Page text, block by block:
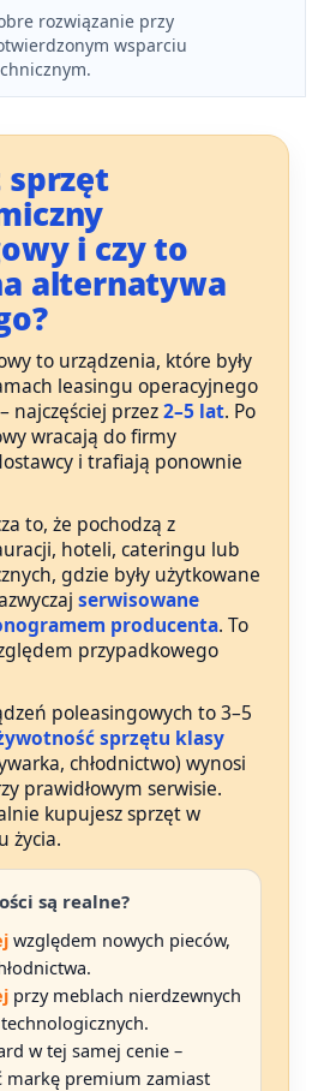
rozwiązanie przy
wsparciu
sprzęt
i czy to
alternatywa
to urządzenia, które były
leasingu operacyjnego
najczęściej przez2–5 lat. Po
wracają do firmy
i trafiają ponownie
to, że pochodzą z
hoteli, cateringu lub
gdzie były użytkowane
serwisowane
producenta. To
przypadkowego
poleasingowych to 3–5
sprzętu klasy
chłodnictwo) wynosi
prawidłowym serwisie.
kupujesz sprzęt w
życia.
są realne?
względem nowych pieców,
przy meblach nierdzewnych
w tej samej cenie –
markę premium zamiast